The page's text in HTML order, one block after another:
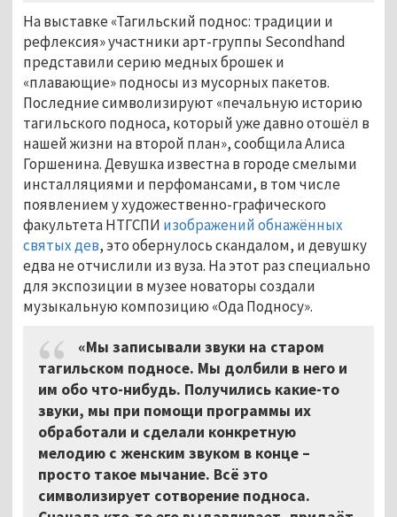
На выставке «Тагильский поднос: традиции и
рефлексия» участники арт-группы Secondhand
представили серию медных брошек и
«плавающие» подносы из мусорных пакетов.
Последние символизируют «печальную историю
тагильского подноса, который уже давно отошёл в
нашей жизни на второй план», сообщила Алиса
Горшенина. Девушка известна в городе смелыми
инсталляциями и перфомансами, в том числе
появлением у художественно-графического
факультета НТГСПИ изображений обнажённых
святых дев, это обернулось скандалом, и девушку
едва не отчислили из вуза. На этот раз специально
для экспозиции в музее новаторы создали
музыкальную композицию «Ода Подносу».
«Мы записывали звуки на старом
тагильском подносе. Мы долбили в него и
им обо что-нибудь. Получились какие-то
звуки, мы при помощи программы их
обработали и сделали конкретную
мелодию с женским звуком в конце –
просто такое мычание. Всё это
символизирует сотворение подноса.